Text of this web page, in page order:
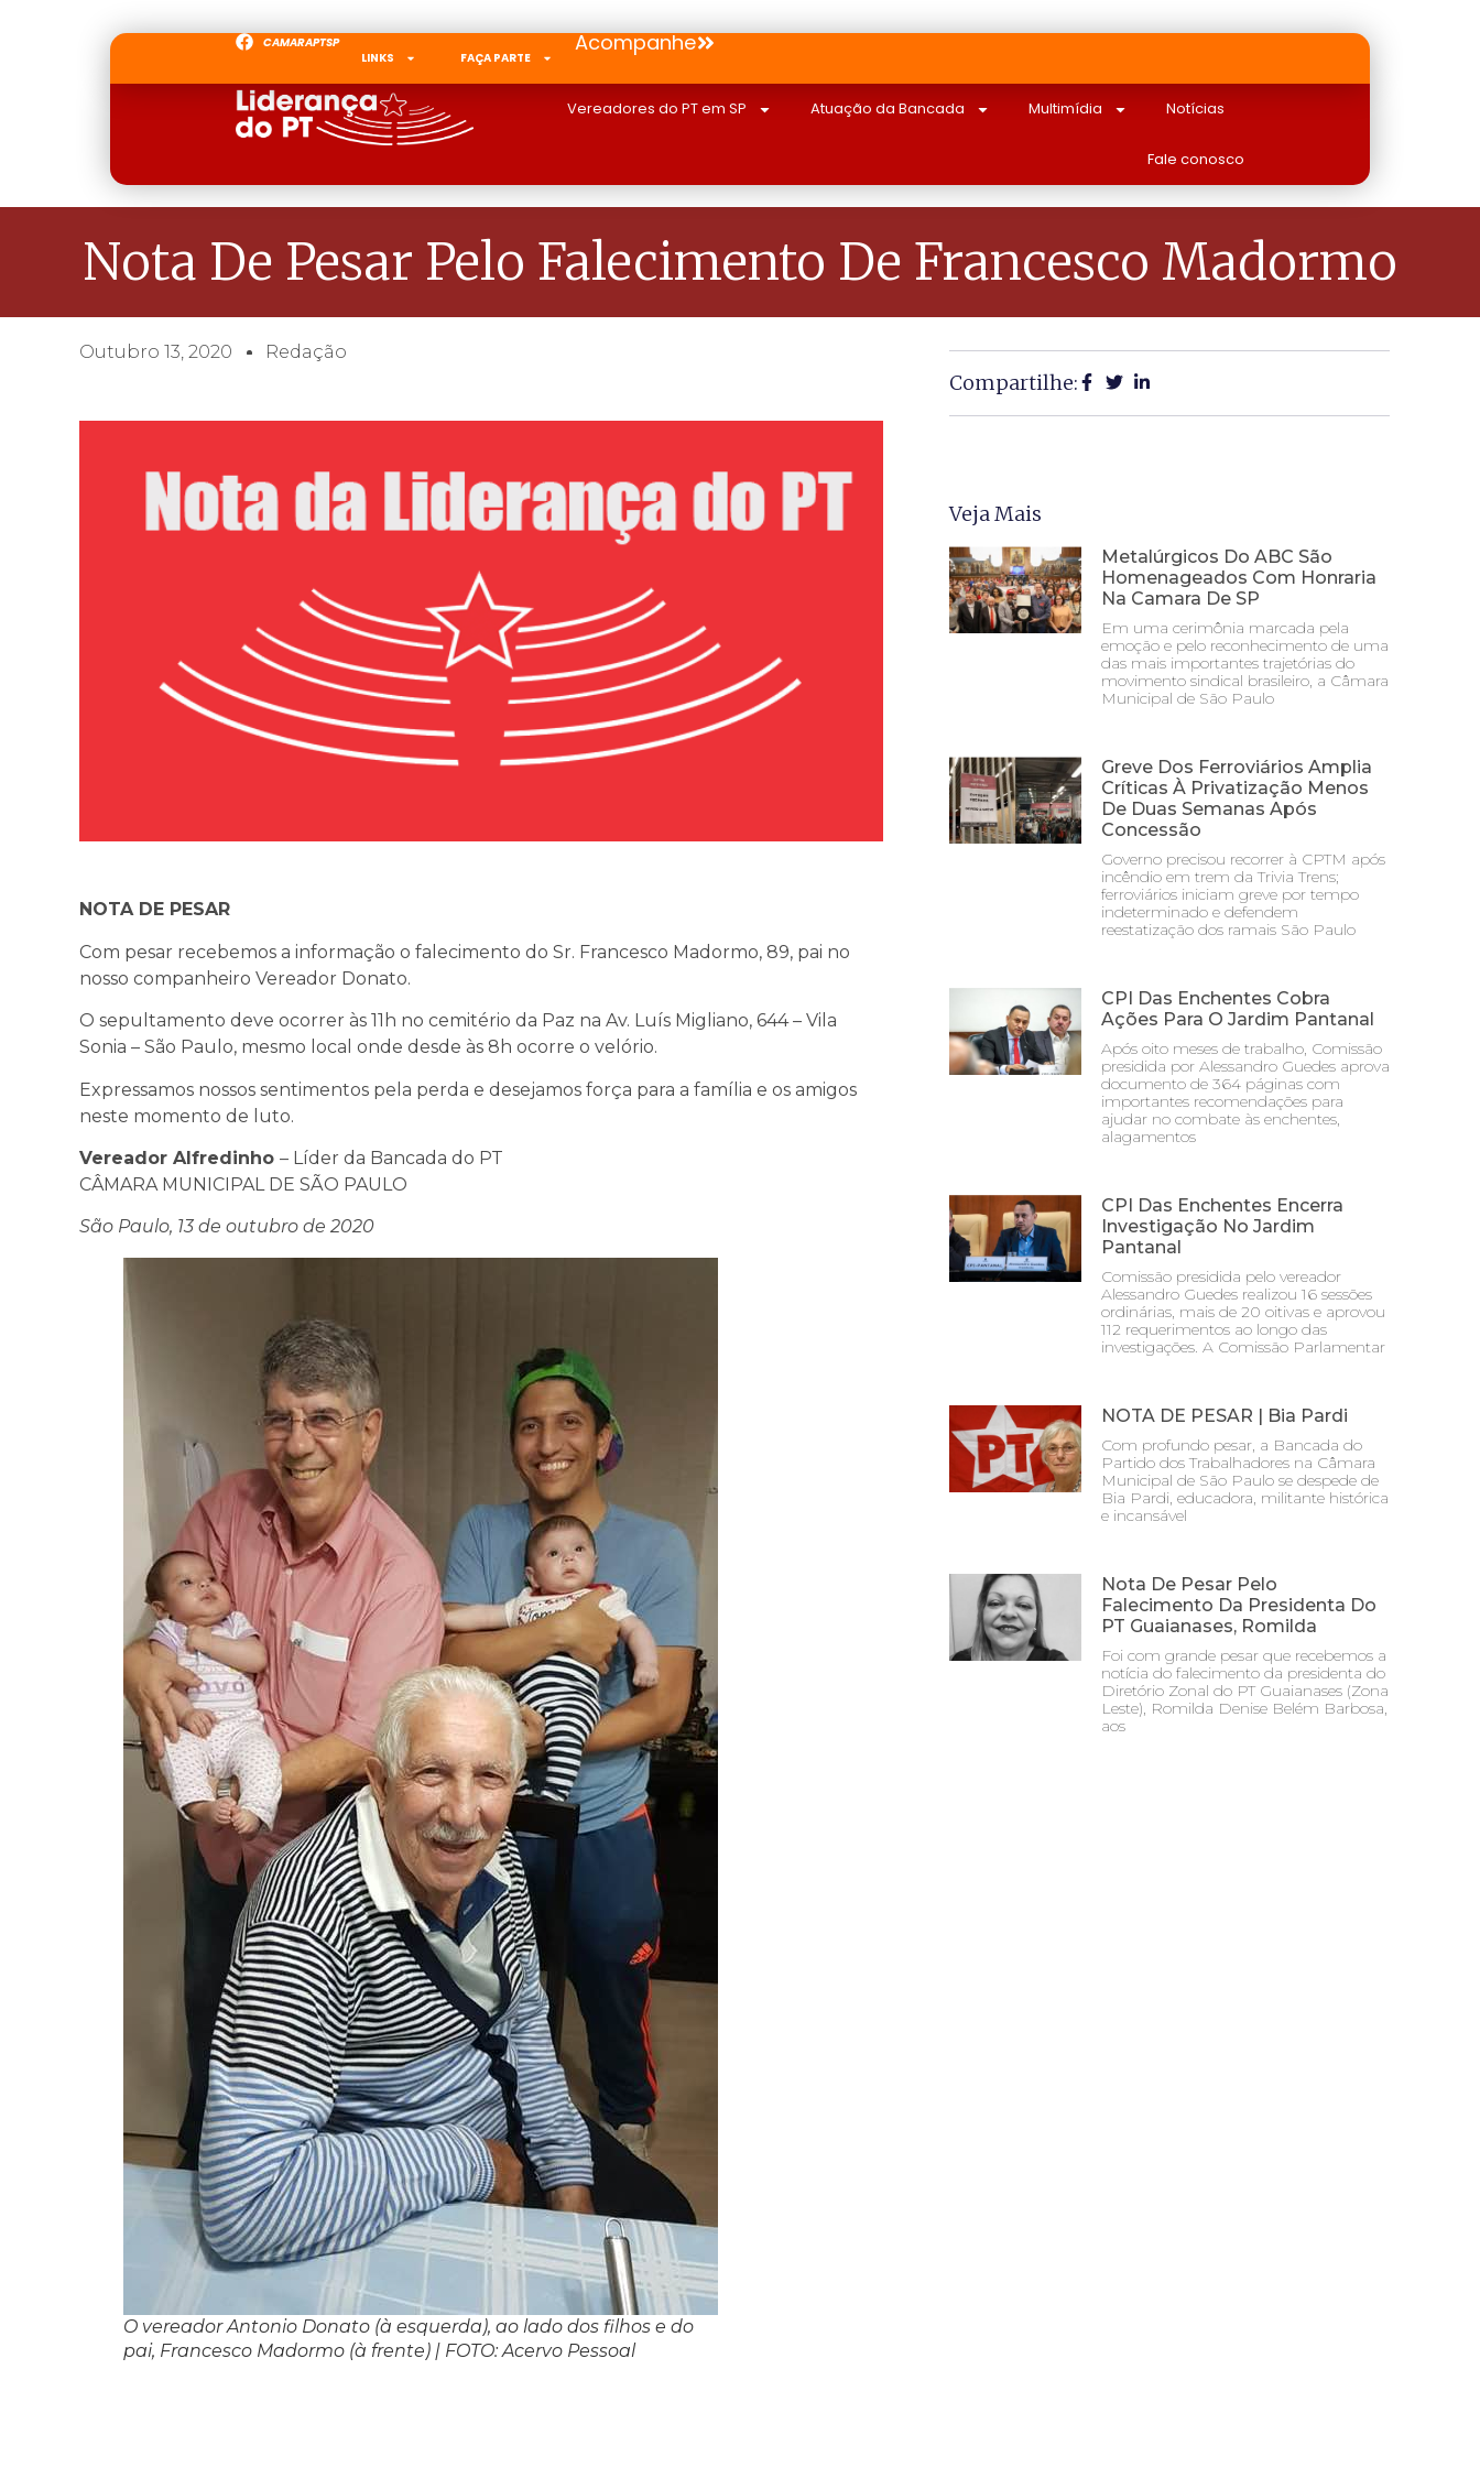
CAMARAPTSP
LINKS
FAÇA PARTE
Acompanhe
Vereadores do PT em SP Atuação da Bancada Multimídia Notícias
Fale conosco
Nota De Pesar Pelo Falecimento De Francesco Madormo
Outubro 13, 2020 Redação
NOTA DE PESAR
Com pesar recebemos a informação o falecimento do Sr. Francesco Madormo, 89, pai no
nosso companheiro Vereador Donato.
O sepultamento deve ocorrer às 11h no cemitério da Paz na Av. Luís Migliano, 644 – Vila
Sonia – São Paulo, mesmo local onde desde às 8h ocorre o velório.
Expressamos nossos sentimentos pela perda e desejamos força para a família e os amigos
neste momento de luto.
Vereador Alfredinho – Líder da Bancada do PT
CÂMARA MUNICIPAL DE SÃO PAULO
São Paulo, 13 de outubro de 2020
O vereador Antonio Donato (à esquerda), ao lado dos filhos e do
pai, Francesco Madormo (à frente) | FOTO: Acervo Pessoal
Compartilhe:
Veja Mais
Metalúrgicos Do ABC São
Homenageados Com Honraria
Na Camara De SP
Em uma cerimônia marcada pela
emoção e pelo reconhecimento de uma
das mais importantes trajetórias do
movimento sindical brasileiro, a Câmara
Municipal de São Paulo
Greve Dos Ferroviários Amplia
Críticas À Privatização Menos
De Duas Semanas Após
Concessão
Governo precisou recorrer à CPTM após
incêndio em trem da Trivia Trens;
ferroviários iniciam greve por tempo
indeterminado e defendem
reestatização dos ramais São Paulo
CPI Das Enchentes Cobra
Ações Para O Jardim Pantanal
Após oito meses de trabalho, Comissão
presidida por Alessandro Guedes aprova
documento de 364 páginas com
importantes recomendações para
ajudar no combate às enchentes,
alagamentos
CPI Das Enchentes Encerra
Investigação No Jardim
Pantanal
Comissão presidida pelo vereador
Alessandro Guedes realizou 16 sessões
ordinárias, mais de 20 oitivas e aprovou
112 requerimentos ao longo das
investigações. A Comissão Parlamentar
NOTA DE PESAR | Bia Pardi
Com profundo pesar, a Bancada do
Partido dos Trabalhadores na Câmara
Municipal de São Paulo se despede de
Bia Pardi, educadora, militante histórica
e incansável
Nota De Pesar Pelo
Falecimento Da Presidenta Do
PT Guaianases, Romilda
Foi com grande pesar que recebemos a
notícia do falecimento da presidenta do
Diretório Zonal do PT Guaianases (Zona
Leste), Romilda Denise Belém Barbosa,
aos